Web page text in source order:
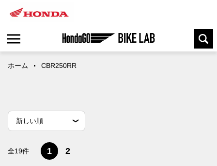
ホーム CBR250RR
並
替
条
並べ替え条件
新しい順
全19件
1 2